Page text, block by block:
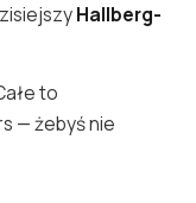
Hallberg-
to
— żebyś nie